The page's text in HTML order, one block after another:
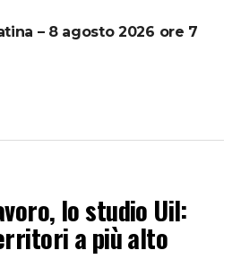
– 8 agosto 2026 ore 7
lo studio Uil:
a più alto